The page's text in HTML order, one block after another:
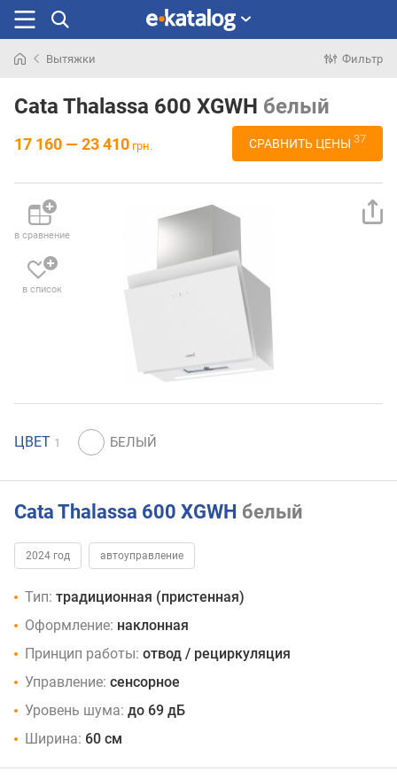
раньше
Вытяжки Фильтр
Cata Thalassa 600 XGWH белый
17 160 — 23 410 грн. СРАВНИТЬ ЦЕНЫ 37
в сравнение
в список
ЦВЕТ 1
Cata Thalassa 600 XGWH белый
2024 год автоуправление
Тип: традиционная (пристенная)
Оформление: наклонная
Принцип работы: отвод / рециркуляция
Управление: сенсорное
Уровень шума: до 69 дБ
Ширина: 60 см